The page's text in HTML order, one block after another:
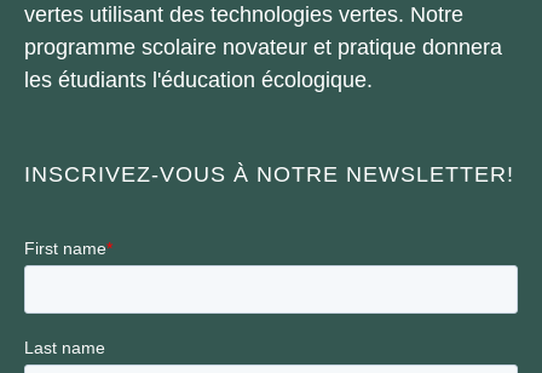
vertes utilisant des technologies vertes. Notre
programme scolaire novateur et pratique donnera
les étudiants l'éducation écologique.
INSCRIVEZ-VOUS À NOTRE NEWSLETTER!